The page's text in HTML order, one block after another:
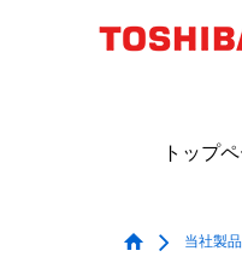
トップ
当社製